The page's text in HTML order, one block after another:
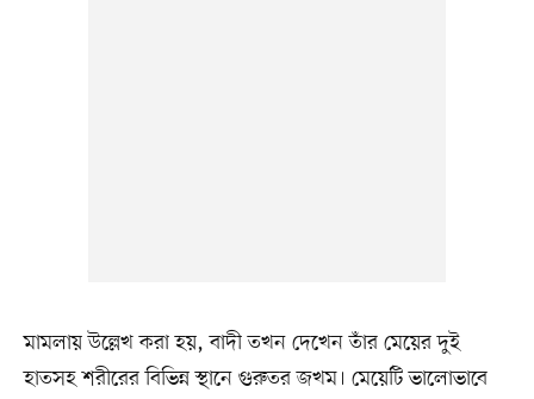
মামলায় উল্লেখ করা হয়, বাদী তখন দেখেন তাঁর মেয়ের দুই
হাতসহ শরীরের বিভিন্ন স্থানে গুরুতর জখম। মেয়েটি ভালোভাবে